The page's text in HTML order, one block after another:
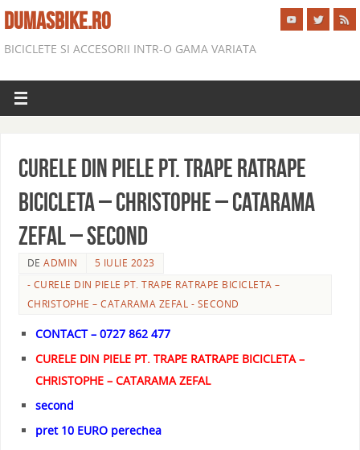
DUMASBIKE.RO
BICICLETE SI ACCESORII INTR-O GAMA VARIATA
CURELE DIN PIELE PT. TRAPE RATRAPE
BICICLETA – CHRISTOPHE – CATARAMA
ZEFAL – SECOND
DEADMIN
5 IULIE 2023
- CURELE DIN PIELE PT. TRAPE RATRAPE BICICLETA –
CHRISTOPHE – CATARAMA ZEFAL - SECOND
CONTACT – 0727 862 477
CURELE DIN PIELE PT. TRAPE RATRAPE BICICLETA –
CHRISTOPHE – CATARAMA ZEFAL
second
pret 10 EURO perechea